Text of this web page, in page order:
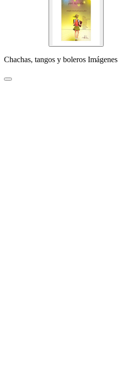
Chachas, tangos y boleros Imágenes